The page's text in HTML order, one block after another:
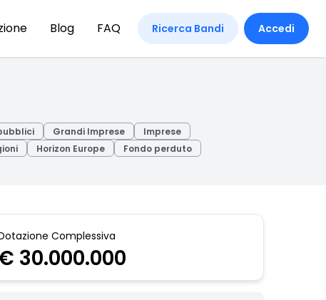
Blog FAQ Ricerca Bandi Accedi
Grandi Imprese
Imprese
Horizon Europe Fondo perduto
Complessiva
30.000.000